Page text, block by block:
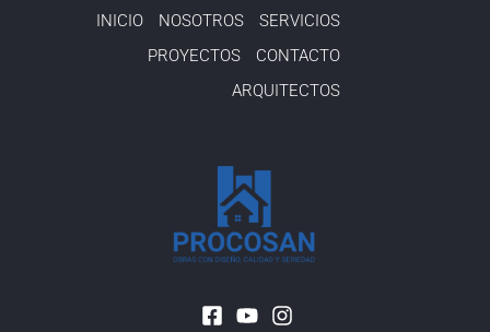
INICIO NOSOTROS
SERVICIOS
PROYECTOS
CONTACTO
ARQUITECTOS